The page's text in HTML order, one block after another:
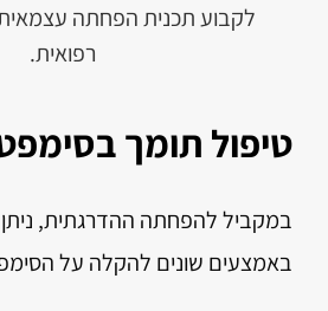
לקבוע תכנית הפחתה
רפואית.
טיפול תומך
במקביל להפחתה ההדרגתית,
באמצעים שונים להקלה על